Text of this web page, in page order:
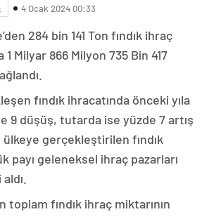
4 Ocak 2024 00:33
284 bin 141 Ton fındık ihraç
1 Milyar 866 Milyon 735 Bin 417
fındık ihracatında önceki yıla
9 düşüş, tutarda ise yüzde 7 artış
ülkeye gerçekleştirilen fındık
payı geleneksel ihraç pazarları
toplam fındık ihraç miktarının